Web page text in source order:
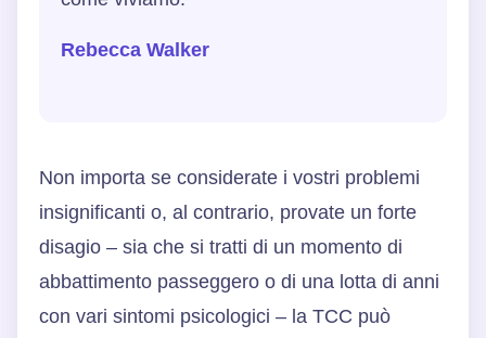
Rebecca Walker
Non importa se considerate i vostri problemi
insignificanti o, al contrario, provate un forte
disagio – sia che si tratti di un momento di
abbattimento passeggero o di una lotta di anni
con vari sintomi psicologici – la TCC può